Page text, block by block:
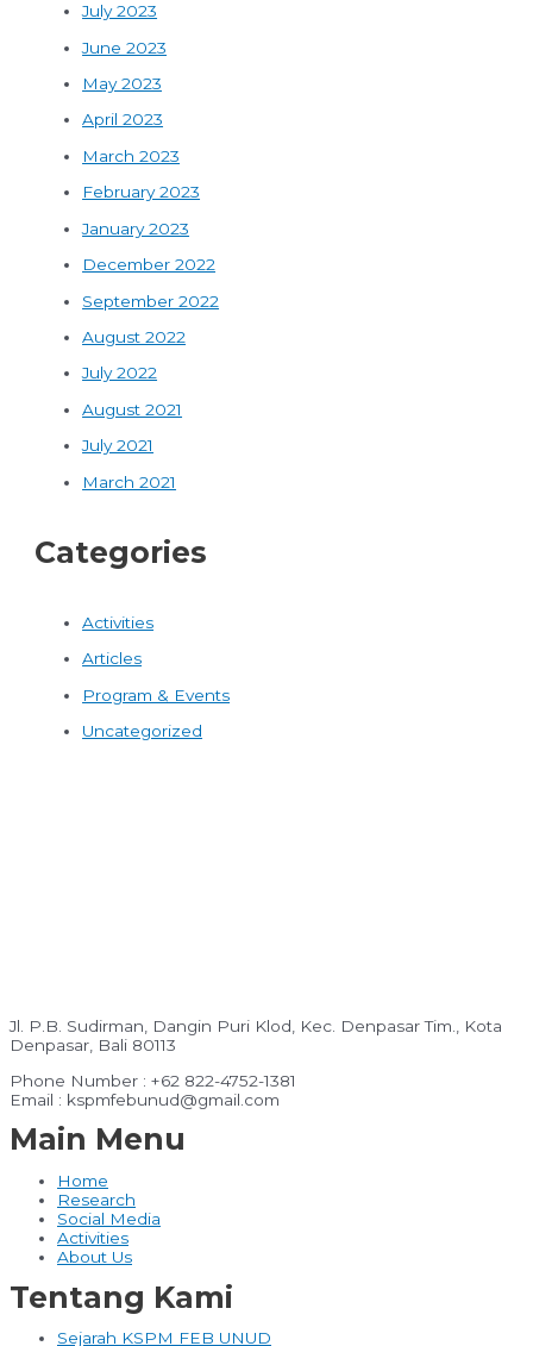
July 2023
June 2023
May 2023
April 2023
March 2023
February 2023
January 2023
December 2022
September 2022
August 2022
July 2022
August 2021
July 2021
March 2021
Categories
Activities
Articles
Program & Events
Uncategorized
Jl. P.B. Sudirman, Dangin Puri Klod, Kec. Denpasar Tim., Kota
Denpasar, Bali 80113
Phone Number : +62 822-4752-1381
Email : kspmfebunud@gmail.com
Main Menu
Home
Research
Social Media
Activities
About Us
Tentang Kami
Sejarah KSPM FEB UNUD